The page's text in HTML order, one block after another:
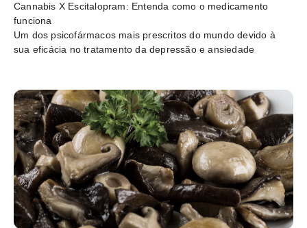
Cannabis X Escitalopram: Entenda como o medicamento
funciona
Um dos psicofármacos mais prescritos do mundo devido à
sua eficácia no tratamento da depressão e ansiedade